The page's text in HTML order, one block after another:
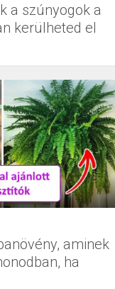
a szúnyogok a
kerülheted el
aminek
ha